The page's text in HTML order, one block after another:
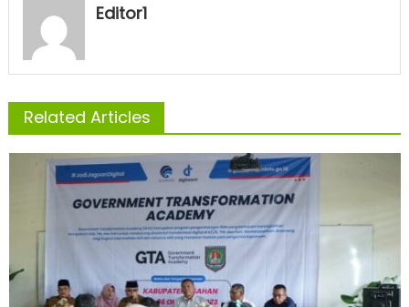
Editor1
Related Articles